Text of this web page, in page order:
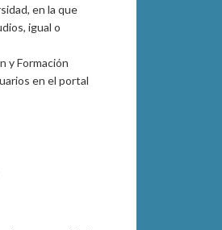
en la que
igual o
y Formación
en el portal